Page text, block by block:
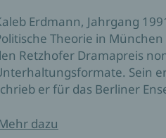
Erdmann, Jahrgang
Theorie in
Retzhofer Dramapreis
Sein
er für das Berliner
dazu